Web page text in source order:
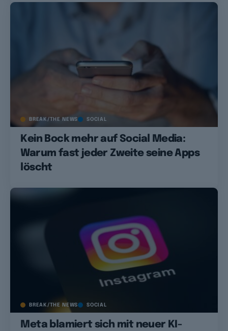
BREAK/THE NEWS SOCIAL
Kein Bock mehr auf Social Media:
Warum fast jeder Zweite seine Apps
löscht
BREAK/THE NEWS SOCIAL
Meta blamiert sich mit neuer KI-